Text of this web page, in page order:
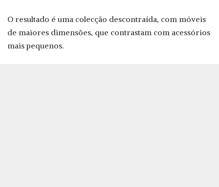
O resultado é uma colecção descontraída, com móveis
de maiores dimensões, que contrastam com acessórios
mais pequenos.